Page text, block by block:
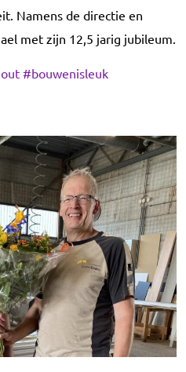
Namens de directie en
met zijn 12,5 jarig jubileum.
#bouwenisleuk